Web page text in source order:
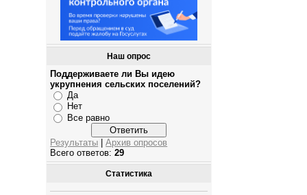
Наш опрос
Поддерживаете ли Вы идею
укрупнения сельских поселений?
Да
Нет
Все равно
Результаты |Архив опросов
Всего ответов:29
Статистика